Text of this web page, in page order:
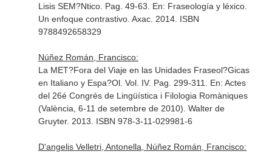
Lisis SEM?Ntico. Pag. 49-63. En: Fraseología y léxico.
Un enfoque contrastivo. Axac. 2014. ISBN
9788492658329
Núñez Román, Francisco:
La MET?Fora del Viaje en las Unidades Fraseol?Gicas
en Italiano y Espa?Ol. Vol. IV. Pag. 299-311. En: Actes
del 26é Congrés de Lingüística i Filologia Romàniques
(València, 6-11 de setembre de 2010) . Walter de
Gruyter. 2013. ISBN 978-3-11-029981-6
D'angelis Velletri, Antonella, Núñez Román, Francisco: